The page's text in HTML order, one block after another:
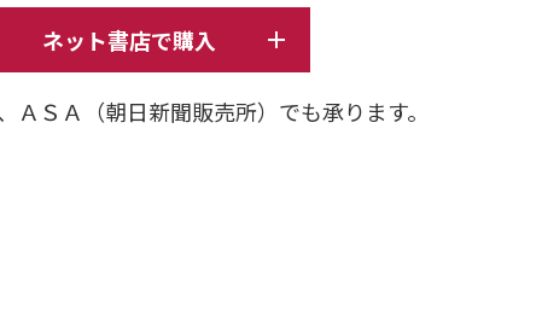
ネット書店で購入
ＡＳＡ（朝日新聞販売所）でも承ります。